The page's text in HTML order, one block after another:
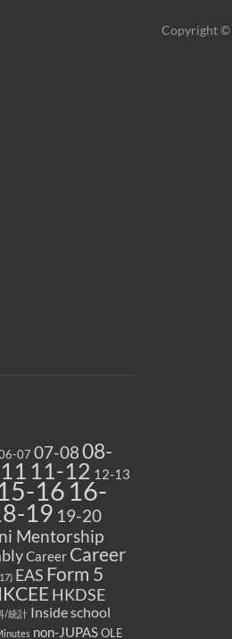
07 07-0808-
11-12 12-13
1616-
19 19-20
Mentorship
Career Career
EAS Form 5
HKDSE
/統計 Inside school
non-JUPASOLE
Copyright ©